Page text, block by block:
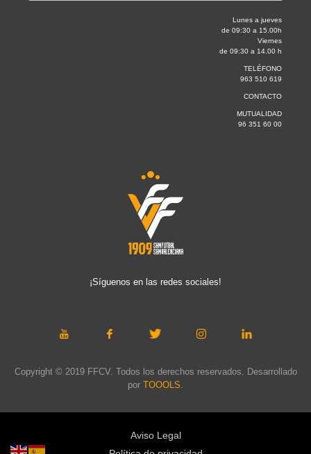
Lunes a jueves
de 09:30 a 15.00h
Viernes
de 09:30 a 14.00 h
TELÉFONO
963 510 619
CONTACTO
MUTUALIDAD
96 351 60 00
¡Síguenos en las redes sociales!
Copyright © 2019 FFCV. Todos los derechos reservados. Desarrollado
por TOOOLS.
Aviso Legal